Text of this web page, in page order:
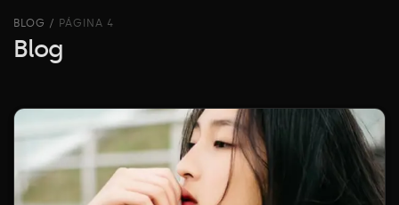
BLOG / PÁGINA 4
Blog